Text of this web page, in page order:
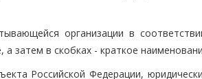
организации в
затем в скобках - краткое
Российской Федерации,